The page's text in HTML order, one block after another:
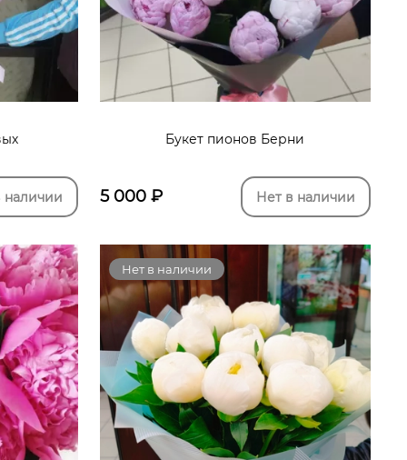
наличии
Букет пионов Берни
5 000₽ Нет в наличии
Нет в наличии